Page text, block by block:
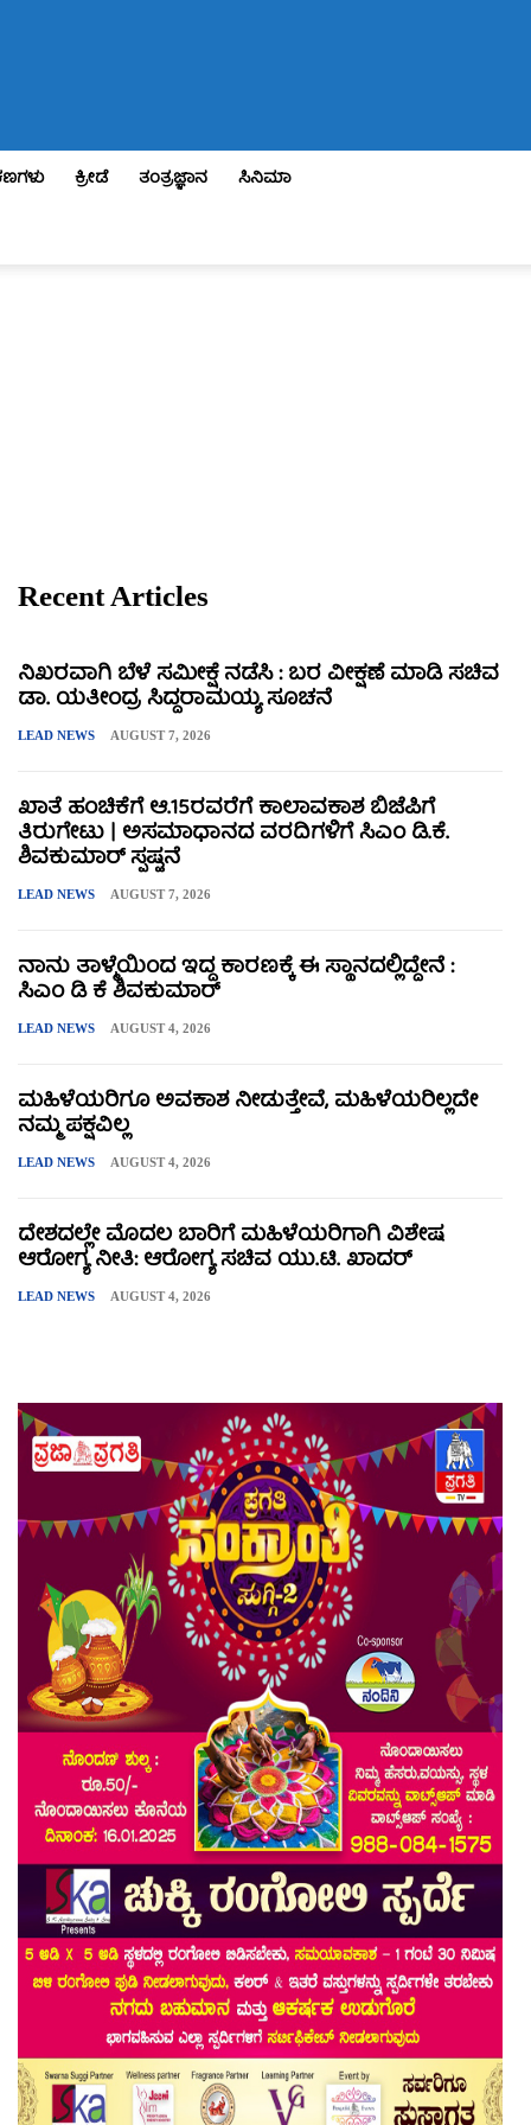
ಕ್ರೀಡೆ ತಂತ್ರಜ್ಞಾನ ಸಿನಿಮಾ
Recent Articles
ನಿಖರವಾಗಿ ಬೆಳೆ ಸಮೀಕ್ಷೆ ನಡೆಸಿ : ಬರ ವೀಕ್ಷಣೆ ಮಾಡಿ ಸಚಿವ
ಡಾ. ಯತೀಂದ್ರ ಸಿದ್ದರಾಮಯ್ಯ ಸೂಚನೆ
LEAD NEWS AUGUST 7, 2026
ಖಾತೆ ಹಂಚಿಕೆಗೆ ಆ.15ರವರೆಗೆ ಕಾಲಾವಕಾಶ ಬಿಜೆಪಿಗೆ
ತಿರುಗೇಟು | ಅಸಮಾಧಾನದ ವರದಿಗಳಿಗೆ ಸಿಎಂ ಡಿ.ಕೆ.
ಶಿವಕುಮಾರ್ ಸ್ಪಷ್ಟನೆ
LEAD NEWS AUGUST 7, 2026
ನಾನು ತಾಳ್ಮೆಯಿಂದ ಇದ್ದ ಕಾರಣಕ್ಕೆ ಈ ಸ್ಥಾನದಲ್ಲಿದ್ದೇನೆ :
ಸಿಎಂ ಡಿ ಕೆ ಶಿವಕುಮಾರ್
LEAD NEWS AUGUST 4, 2026
ಮಹಿಳೆಯರಿಗೂ ಅವಕಾಶ ನೀಡುತ್ತೇವೆ, ಮಹಿಳೆಯರಿಲ್ಲದೇ
ನಮ್ಮ ಪಕ್ಷವಿಲ್ಲ
LEAD NEWS AUGUST 4, 2026
ದೇಶದಲ್ಲೇ ಮೊದಲ ಬಾರಿಗೆ ಮಹಿಳೆಯರಿಗಾಗಿ ವಿಶೇಷ
ಆರೋಗ್ಯ ನೀತಿ: ಆರೋಗ್ಯ ಸಚಿವ ಯು.ಟಿ. ಖಾದರ್
LEAD NEWS AUGUST 4, 2026